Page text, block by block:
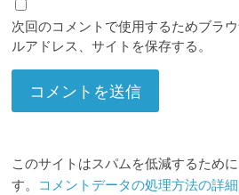
次回のコメントで使用するためブラ
ルアドレス、サイトを保存する。
このサイトはスパムを低減するため
す。 コメントデータの処理方法の詳